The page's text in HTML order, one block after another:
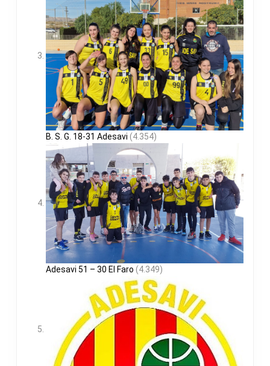
B. S. G. 18-31 Adesavi (4.354)
Adesavi 51 – 30 El Faro (4.349)